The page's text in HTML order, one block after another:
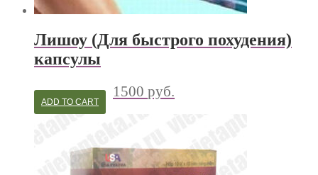
Лишоу (Для быстрого похудения)
капсулы
1500 руб.
ADD TO CART